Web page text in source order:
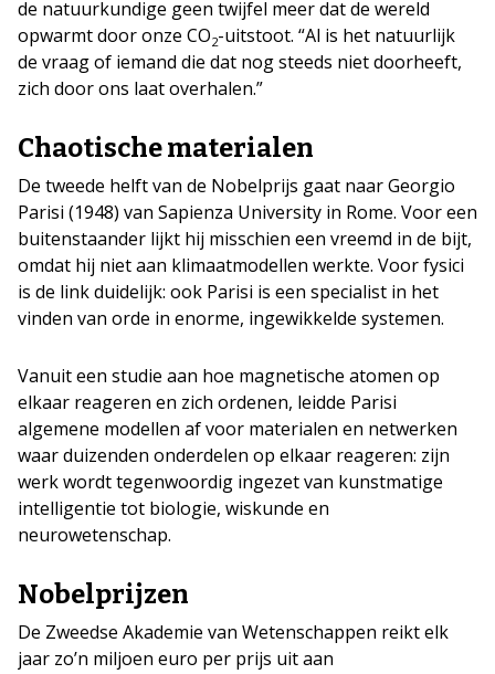
de natuurkundige geen twijfel meer dat de wereld
opwarmt door onze CO2-uitstoot. “Al is het natuurlijk
de vraag of iemand die dat nog steeds niet doorheeft,
zich door ons laat overhalen.”
Chaotische materialen
De tweede helft van de Nobelprijs gaat naar Georgio
Parisi (1948) van Sapienza University in Rome. Voor een
buitenstaander lijkt hij misschien een vreemd in de bijt,
omdat hij niet aan klimaatmodellen werkte. Voor fysici
is de link duidelijk: ook Parisi is een specialist in het
vinden van orde in enorme, ingewikkelde systemen.
Vanuit een studie aan hoe magnetische atomen op
elkaar reageren en zich ordenen, leidde Parisi
algemene modellen af voor materialen en netwerken
waar duizenden onderdelen op elkaar reageren: zijn
werk wordt tegenwoordig ingezet van kunstmatige
intelligentie tot biologie, wiskunde en
neurowetenschap.
Nobelprijzen
De Zweedse Akademie van Wetenschappen reikt elk
jaar zo’n miljoen euro per prijs uit aan